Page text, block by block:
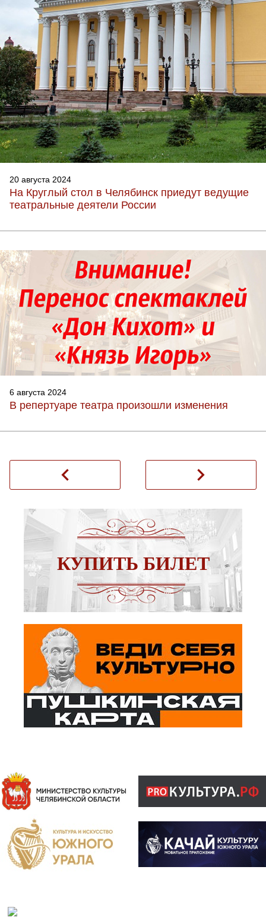
20 августа 2024
На Круглый стол в Челябинск приедут ведущие
театральные деятели России
6 августа 2024
В репертуаре театра произошли изменения
navigate_before navigate_next
КУПИТЬ БИЛЕТ